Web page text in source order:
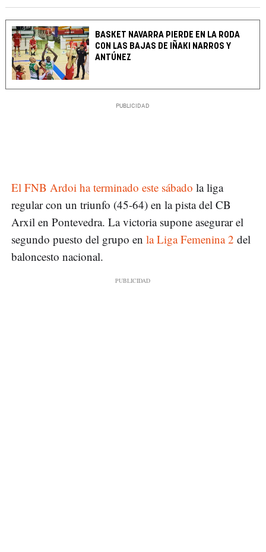
BASKET NAVARRA PIERDE EN LA RODA
CON LAS BAJAS DE IÑAKI NARROS Y
ANTÚNEZ
El FNB Ardoi ha terminado este sábado la liga
regular con un triunfo (45-64) en la pista del CB
Arxil en Pontevedra. La victoria supone asegurar el
segundo puesto del grupo en la Liga Femenina 2 del
baloncesto nacional.